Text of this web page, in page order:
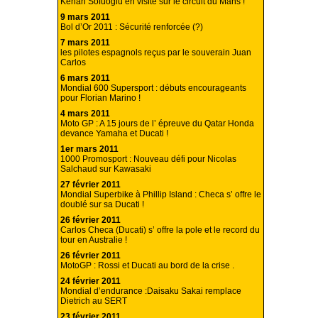
9 mars 2011
Bol d’Or 2011 : Sécurité renforcée (?)
7 mars 2011
les pilotes espagnols reçus par le souverain Juan
Carlos
6 mars 2011
Mondial 600 Supersport : débuts encourageants
pour Florian Marino !
4 mars 2011
Moto GP : A 15 jours de l’ épreuve du Qatar Honda
devance Yamaha et Ducati !
1er mars 2011
1000 Promosport : Nouveau défi pour Nicolas
Salchaud sur Kawasaki
27 février 2011
Mondial Superbike à Phillip Island : Checa s’ offre le
doublé sur sa Ducati !
26 février 2011
Carlos Checa (Ducati) s’ offre la pole et le record du
tour en Australie !
26 février 2011
MotoGP : Rossi et Ducati au bord de la crise .
24 février 2011
Mondial d’endurance :Daisaku Sakai remplace
Dietrich au SERT